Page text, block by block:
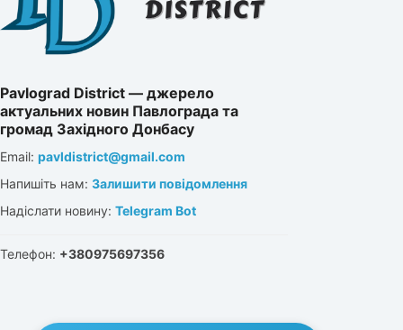
Pavlograd District — джерело
актуальних новин Павлограда та
громад Західного Донбасу
Email: pavldistrict@gmail.com
Напишіть нам: Залишити повідомлення
Надіслати новину: Telegram Bot
Телефон: +380975697356